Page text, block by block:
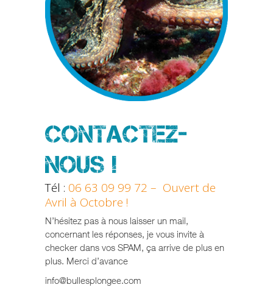
CONTACTEZ-
NOUS !
Tél : 06 63 09 99 72 – Ouvert de
Avril à Octobre !
N’hésitez pas à nous laisser un mail,
concernant les réponses, je vous invite à
checker dans vos SPAM, ça arrive de plus en
plus. Merci d’avance
info@bullesplongee.com